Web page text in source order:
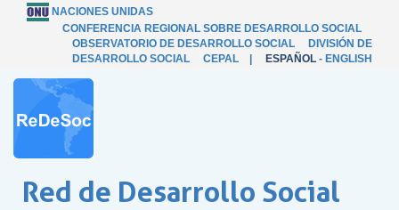
NACIONES UNIDAS
CONFERENCIA REGIONAL SOBRE DESARROLLO SOCIAL
OBSERVATORIO DE DESARROLLO SOCIAL
DIVISIÓN DE
DESARROLLO SOCIAL
CEPAL ESPAÑOL - ENGLISH
Red de Desarrollo Social